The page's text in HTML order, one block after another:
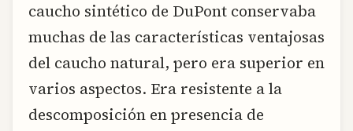
caucho sintético de DuPont conservaba
muchas de las características ventajosas
del caucho natural, pero era superior en
varios aspectos. Era resistente a la
descomposición en presencia de